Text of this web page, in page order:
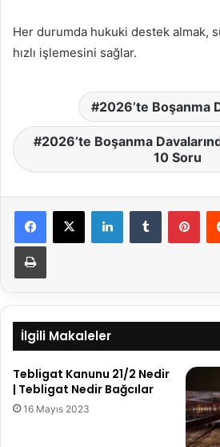
Her durumda hukuki destek almak,
hızlı işlemesini sağlar.
2026’te Boşanma
2026’te Boşanma
10 Soru
LinkedInTumblr
Yazdır
İlgili Makaleler
Tebligat Kanunu 21/2 Nedir
| Tebligat Nedir Bağcılar
16 Mayıs 2023